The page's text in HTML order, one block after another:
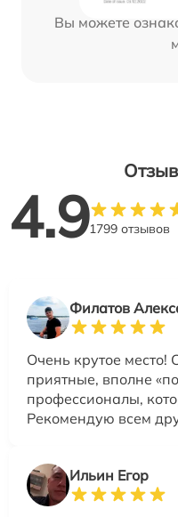
Вы можете
4.91799 отзывов
Филатов
Очень крутое
приятные, вполне
профессионалы,
Рекомендую всем
Ильин Егор